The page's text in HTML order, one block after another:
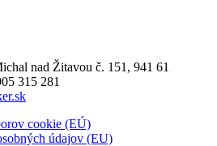
nad Žitavou č. 151, 941 61
315 281
cookie (EÚ)
údajov (EU)